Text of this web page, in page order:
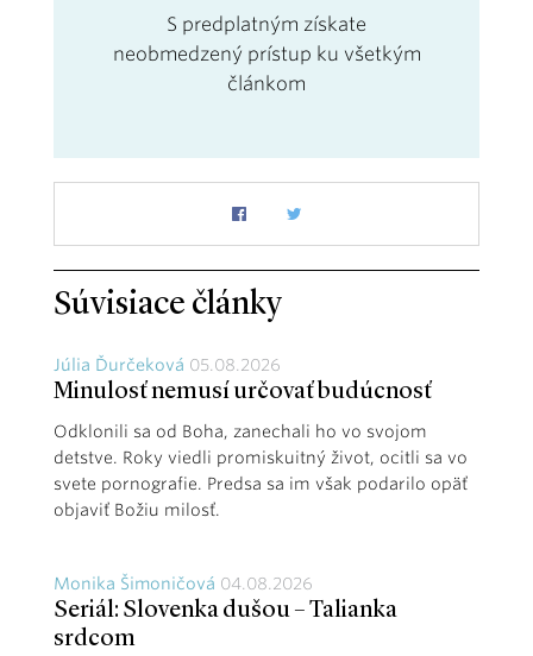
S predplatným získate
neobmedzený prístup ku všetkým
článkom
Súvisiace články
Júlia Ďurčeková 05.08.2026
Minulosť nemusí určovať budúcnosť
Odklonili sa od Boha, zanechali ho vo svojom
detstve. Roky viedli promiskuitný život, ocitli sa vo
svete pornografie. Predsa sa im však podarilo opäť
objaviť Božiu milosť.
Monika Šimoničová 04.08.2026
Seriál: Slovenka dušou – Talianka
srdcom